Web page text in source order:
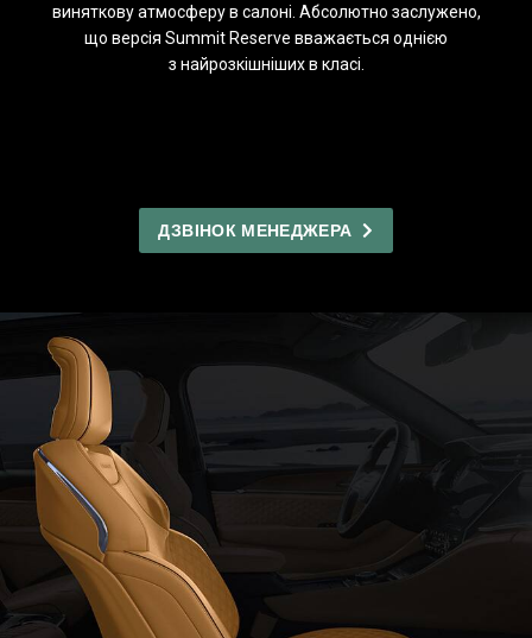
виняткову атмосферу в салоні. Абсолютно заслужено,
що версія Summit Reserve вважається однією
з найрозкішніших в класі.
ДЗВІНОК МЕНЕДЖЕРА